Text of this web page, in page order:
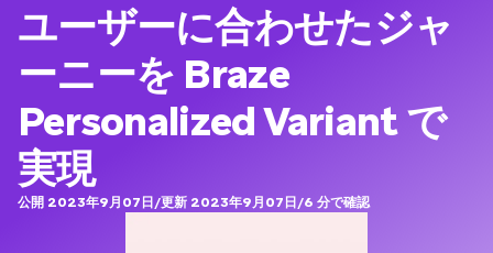
ユーザーに合わせたジャ
ーニーを Braze
Personalized Variant で
実現
公開 2023年9月07日/更新 2023年9月07日/6 分で確認